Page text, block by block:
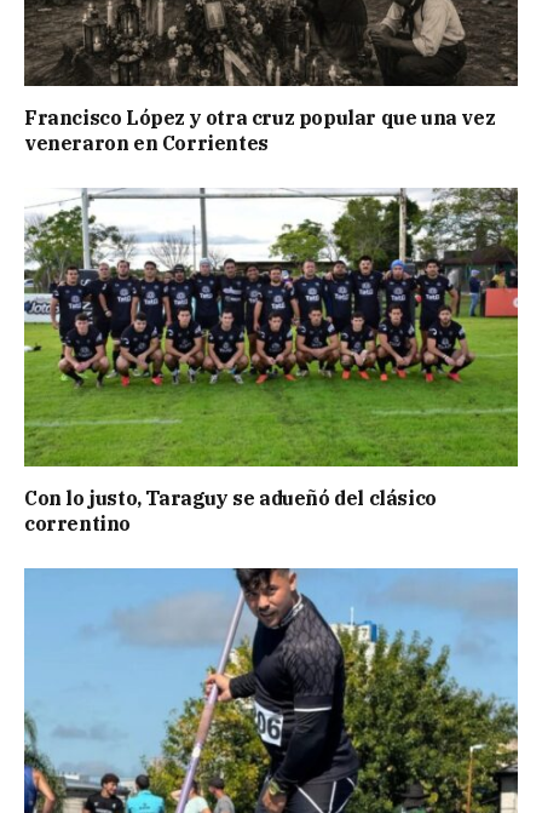
Francisco López y otra cruz popular que una vez
veneraron en Corrientes
Con lo justo, Taraguy se adueñó del clásico
correntino